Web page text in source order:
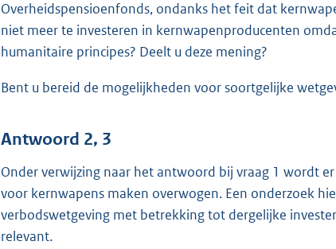
Overheidspensioenfonds, ondanks het feit dat
niet meer te investeren in kernwapenproducenten
humanitaire principes? Deelt u deze mening?
Bent u bereid de mogelijkheden voor soortgelijke
Antwoord 2, 3
Onder verwijzing naar het antwoord bij vraag 1 wordt
voor kernwapens maken overwogen. Een onderzoek
verbodswetgeving met betrekking tot dergelijke
relevant.